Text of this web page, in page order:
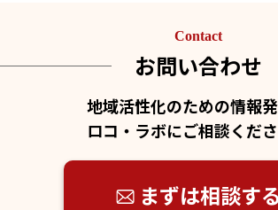
Contact
お問い合わせ
地域活性化のための情報
ロコ・ラボにご相談くださ
まずは相談する